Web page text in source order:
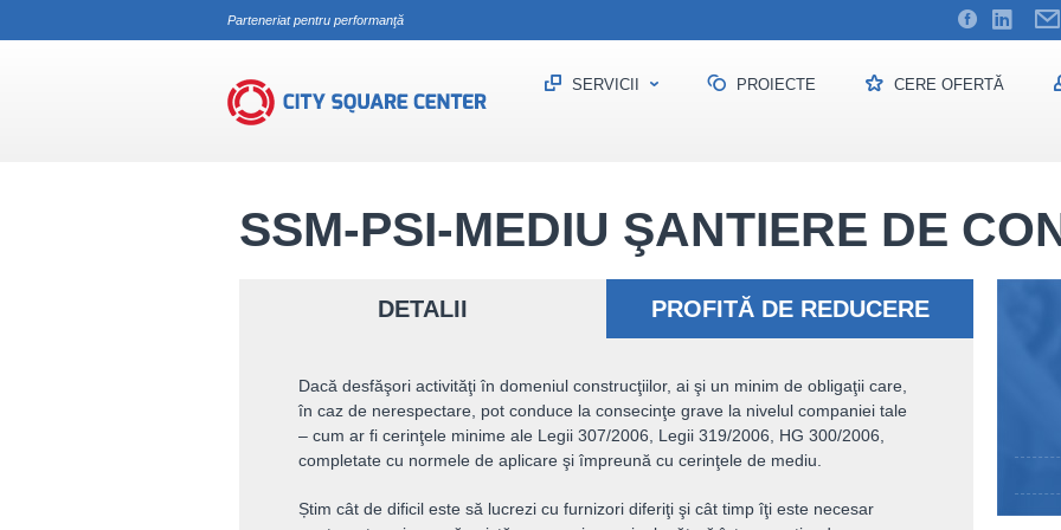
Parteneriat pentru performanţă
SERVICII PROIECTE CERE OFERTĂ
SSM-PSI-MEDIU ŞANTIERE DE
DETALII PROFITĂ DE REDUCERE
Dacă desfăşori activităţi în domeniul construcţiilor, ai şi un minim de obligaţii care,
în caz de nerespectare, pot conduce la consecinţe grave la nivelul companiei tale
– cum ar fi cerinţele minime ale Legii 307/2006, Legii 319/2006, HG 300/2006,
completate cu normele de aplicare şi împreună cu cerinţele de mediu.
Știm cât de dificil este să lucrezi cu furnizori diferiţi şi cât timp îţi este necesar